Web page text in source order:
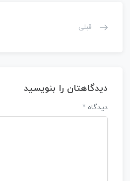
قبلی
دیدگاهتان را بنویسید
دیدگاه *